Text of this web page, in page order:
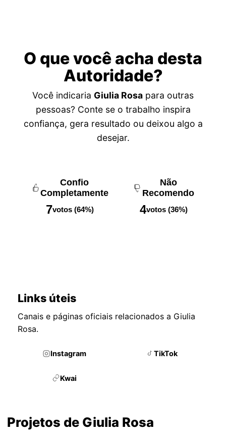
O que você acha desta
Autoridade?
Você indicaria Giulia Rosa para outras
pessoas? Conte se o trabalho inspira
confiança, gera resultado ou deixou algo a
desejar.
Confio
Completamente
7votos (64%)
Não
Recomendo
4votos (36%)
Links úteis
Canais e páginas oficiais relacionados a Giulia
Rosa.
Instagram TikTok
Kwai
Projetos de Giulia Rosa